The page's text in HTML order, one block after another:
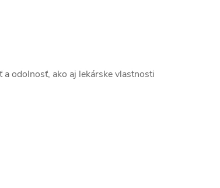
odolnosť, ako aj lekárske vlastnosti